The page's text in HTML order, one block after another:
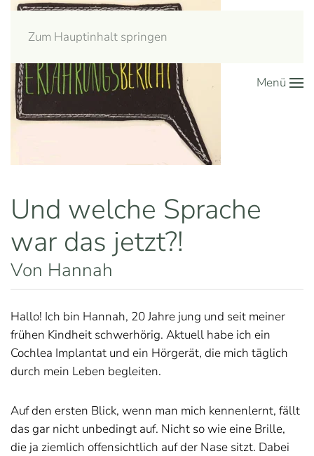
Zum Hauptinhalt springen
Menü
Und welche Sprache
war das jetzt?!
Von Hannah
Hallo! Ich bin Hannah, 20 Jahre jung und seit meiner
frühen Kindheit schwerhörig. Aktuell habe ich ein
Cochlea Implantat und ein Hörgerät, die mich täglich
durch mein Leben begleiten.
Auf den ersten Blick, wenn man mich kennenlernt, fällt
das gar nicht unbedingt auf. Nicht so wie eine Brille,
die ja ziemlich offensichtlich auf der Nase sitzt. Dabei